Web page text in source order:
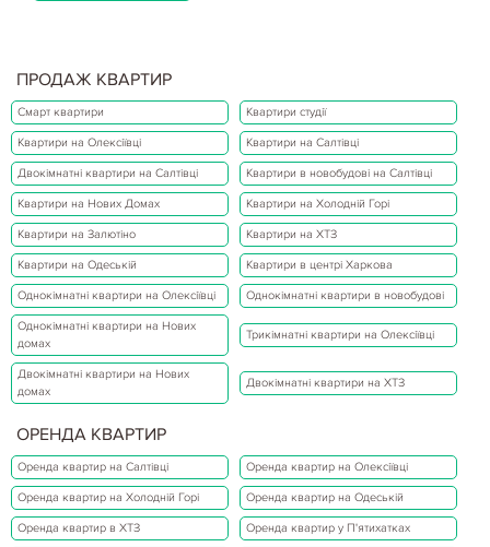
ПРОДАЖ КВАРТИР
Смарт квартири Квартири студії
Квартири на Олексіївці Квартири на Салтівці
Двокімнатні квартири на Салтівці Квартири в новобудові на Салтівці
Квартири на Нових Домах Квартири на Холодній Горі
Квартири на Залютіно Квартири на ХТЗ
Квартири на Одеській Квартири в центрі Харкова
Однокімнатні квартири на Олексіївці Однокімнатні квартири в новобудові
Однокімнатні квартири на Нових
домах
Трикімнатні квартири на Олексіївці
Двокімнатні квартири на Нових
домах
Двокімнатні квартири на ХТЗ
ОРЕНДА КВАРТИР
Оренда квартир на Салтівці Оренда квартир на Олексіївці
Оренда квартир на Холодній Горі Оренда квартир на Одеській
Оренда квартир в ХТЗ Оренда квартир у П'ятихатках